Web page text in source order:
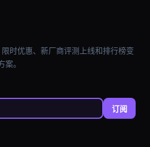
时优惠、新厂商评测上线和排行榜变
。
订阅